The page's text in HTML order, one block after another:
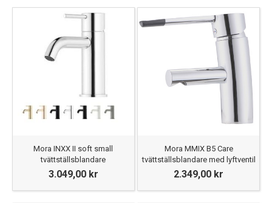
Mora INXX II soft small
tvättställsblandare
3.049,00 kr
Mora MMIX B5 Care
tvättställsblandare med lyftventil
2.349,00 kr